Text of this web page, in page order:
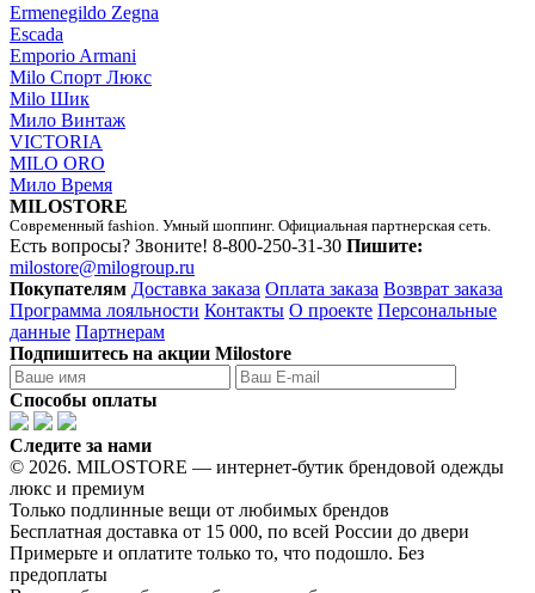
Ermenegildo Zegna
Escada
Emporio Armani
Milo Спорт Люкс
Milo Шик
Мило Винтаж
VICTORIA
MILO ORO
Мило Время
MILOSTORE
Современный fashion. Умный шоппинг. Официальная партнерская сеть.
Есть вопросы? Звоните! 8-800-250-31-30 Пишите:
milostore@milogroup.ru
Покупателям Доставка заказа Оплата заказа Возврат заказа
Программа лояльности Контакты О проекте Персональные
данные Партнерам
Подпишитесь на акции Milostore
Способы оплаты
Следите за нами
© 2026. MILOSTORE — интернет-бутик брендовой одежды
люкс и премиум
Только подлинные вещи от любимых брендов
Бесплатная доставка от 15 000, по всей России до двери
Примерьте и оплатите только то, что подошло. Без
предоплаты